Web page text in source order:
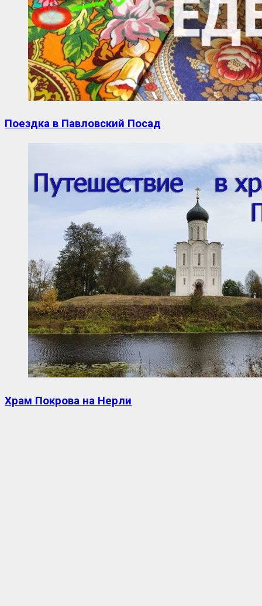
Поездка в Павловский Посад
Храм Покрова на Нерли